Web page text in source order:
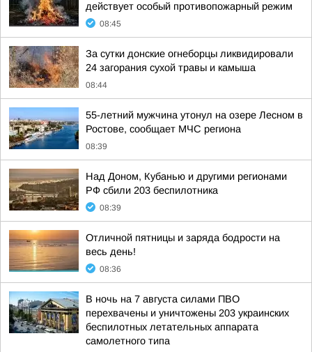
действует особый противопожарный режим
08:45
За сутки донские огнеборцы ликвидировали
24 загорания сухой травы и камыша
08:44
55-летний мужчина утонул на озере Лесном в
Ростове, сообщает МЧС региона
08:39
Над Доном, Кубанью и другими регионами
РФ сбили 203 беспилотника
08:39
Отличной пятницы и заряда бодрости на
весь день!
08:36
В ночь на 7 августа силами ПВО
перехвачены и уничтожены 203 украинских
беспилотных летательных аппарата
самолетного типа